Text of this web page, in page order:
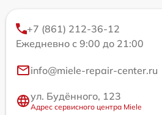
+7 (861) 212-36-12
Ежедневно с 9:00 до 21:00
info@miele-repair-center.ru
ул. Будённого, 123
Адрес сервисного центра Miele